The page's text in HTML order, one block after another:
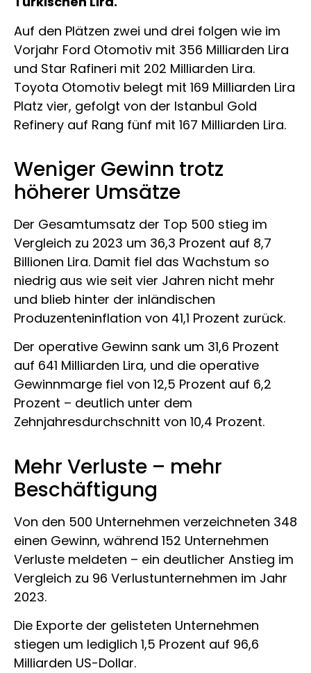
Auf den Plätzen zwei und drei folgen wie im
Vorjahr Ford Otomotiv mit 356 Milliarden Lira
und Star Rafineri mit 202 Milliarden Lira.
Toyota Otomotiv belegt mit 169 Milliarden Lira
Platz vier, gefolgt von der Istanbul Gold
Refinery auf Rang fünf mit 167 Milliarden Lira.
Weniger Gewinn trotz
höherer Umsätze
Der Gesamtumsatz der Top 500 stieg im
Vergleich zu 2023 um 36,3 Prozent auf 8,7
Billionen Lira. Damit fiel das Wachstum so
niedrig aus wie seit vier Jahren nicht mehr
und blieb hinter der inländischen
Produzenteninflation von 41,1 Prozent zurück.
Der operative Gewinn sank um 31,6 Prozent
auf 641 Milliarden Lira, und die operative
Gewinnmarge fiel von 12,5 Prozent auf 6,2
Prozent – deutlich unter dem
Zehnjahresdurchschnitt von 10,4 Prozent.
Mehr Verluste – mehr
Beschäftigung
Von den 500 Unternehmen verzeichneten 348
einen Gewinn, während 152 Unternehmen
Verluste meldeten – ein deutlicher Anstieg im
Vergleich zu 96 Verlustunternehmen im Jahr
2023.
Die Exporte der gelisteten Unternehmen
stiegen um lediglich 1,5 Prozent auf 96,6
Milliarden US-Dollar.